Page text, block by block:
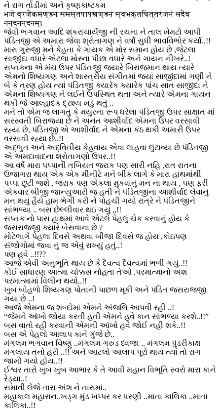
ને રાગ તોડીમાં અને કૃષ્ણકાષ્ટકમ
भजे व्रजैकमण्डनं समस्तपापखण्डनं स्वभक्तचित्तरंजनं सदैव
नन्दनन्दनम्‌।
જેવી ભગવાન આદિ શંકરાચાર્યજી ની રચના ને તાલ ખેમટો આપી
પંડિતજી એ અમારા જેવા શ્રોતાગણ ને વર્ષો સુધી ભાવવિભોર કર્યા..!!
મારા ગુરુજી મને કેહતા કે ગાયક એ મોર સમાન હોય છે ,જેટલા
સાજીંદા વધારે એટલા મોરના પીછા વધારે અને ગાયન નીખરે..!
સપ્તકના એ મંચ ઉપર પંડિતજી જયારે બિરાજમાન થાય ત્યારે
એમનો શિષ્યગણ અને શાસ્ત્રીય સંગીતમાં જ્યાં સાજીંદામાં ગણી ને
બે કે ત્રણ હોય ત્યાં પંડિતજી ક્યારેક ક્યારેક પાંચ સાત સાજીંદા ને
એમના શિષ્યગણ ને લઈને ઉપસ્થિત થતા અને ત્યારે એમના ગાયન
થકી જે આલ્હાદક દ્રશ્ય ખડું થતું ..
મને તો એમ જ લાગતું કે મયુરના રૂપ ધરેલા પંડિતજી ઉપર સાક્ષાત માં
સરસ્વતી બિરાજ્યા છે ને અનંત આશીર્વાદ એમના ઉપર વરસાવી
રહ્યા છે, પંડિતજી એ આશીર્વાદ ને એમના કંઠ થકી અમારી ઉપર
વરસાવી રહ્યા છે..!!
અદ્ભુત અને અદ્વિતીય કેહવાય એવા લાહવા લુંટાવ્યા છે પંડિતજી
એ અમદાવાદના શ્રોતાગણો ઉપર..!!
આ વર્ષે મારા પપ્પાની તબિયત જરાક પણ સારી નહિ ,રાત રાતના
ઉજાગરા થાય એક એક મીનીટે મને બીક લાગે કે મારા હાથમાંથી
પપ્પા છૂટી જશે , જરાક પણ એકલા મુકવાનું મન ના થાય , પણ ફરી
એકવાર બીજી જાન્યુઆરી જ હતી ને પંડિતજીના આશીર્વાદ લેવાનું
મન થયું હૈયે હામ ભેગી કરી ને પોહચી ગયો રાત્રે ને પંડિતજીને
સાંભળ્યા .. બસ છેલ્લીવાર થઇ ગયું ,,!!
સપ્તક નો પાસ હાથમાં આવે એટલે પેહલું ચેક કરવાનું હોય કે
જસરાજજી ક્યારે બેસવાના છે ?
મોટેભાગે પેહલા દિવસે અથવા બીજા દિવસે જ હોય ,કોઇપણ
સંજોગોમાં જવા નું જ એવું રાખ્યું હતું..!
પણ હવે ..!!??
આજે એવી અનુભૂતિ થાય છે કે દૈવત્વ દૈવત્વમાં ભળી ગયું..!!
કોઈ સાધારણ આત્મા ચોક્કસ નોહતા તેઓ ,પરમાત્માનો અંશ
પરમાત્મામાં વિલીન થયો..!!
ખુબ બોહળો શિષ્યગણ પોતાની પાછળ મૂકી અને પંડિત જસરાજજી
ગયા છે ..!
આજે એમના જ શબ્દોમાં એમને અંજલિ આપવી રહી ..!
“જેમને આંખો જોયા કરતી હતી એમને હવે કાન સાંભળ્યા કરશે..!!”
બસ વાતો રહી કરવાની એમની આંખો હવે જોઈ નહી શકે..!!
બસ એ પેહલો આલાપ કાને ગુંજે છે..
મંગલમ ભગવાન વિષ્ણુ ..મંગલમ ગરુડ ધ્વજા .. મંગલમ પુંડરીકાક્ષ
મંગલાય તનો હરી ..!! અને આટલો આલાપ પૂરો થાય ત્યાં તો રાગ
જામી ગયો હોય..!!
ઈશ્વર તારો ખુબ ખુબ આભાર કે તે આવી મહાન વિભૂતિ સ્વરો મારા કાને
રેડ્યા..!
સમાવી લેજે તારા અંશ ને તારામાં..
મહાકાલ મહારાન..ખડ્ગ મુંડ ખપ્પર કર ધરણી ..માતા કાલિકા ..માતા
કાલિકા..!!